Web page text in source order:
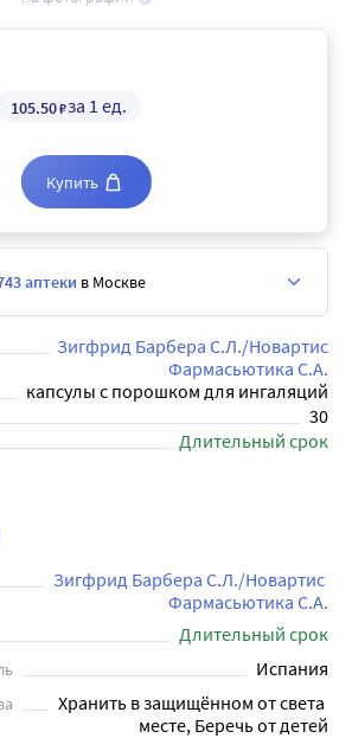
Зигфрид Барбера С.Л./Новартис
Фармасьютика С.А.
капсулы с порошком для ингаляций
30
Длительный срок
105.50₽за 1 ед.
Купить
аптеки в Москве
Зигфрид Барбера С.Л./Новартис
Фармасьютика С.А.
Длительный срок
Испания
Хранить в защищённом от света
месте, Беречь от детей